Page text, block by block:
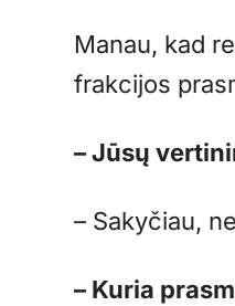
Manau, kad
frakcijos
– Jūsų
– Sakyčiau,
– Kuria